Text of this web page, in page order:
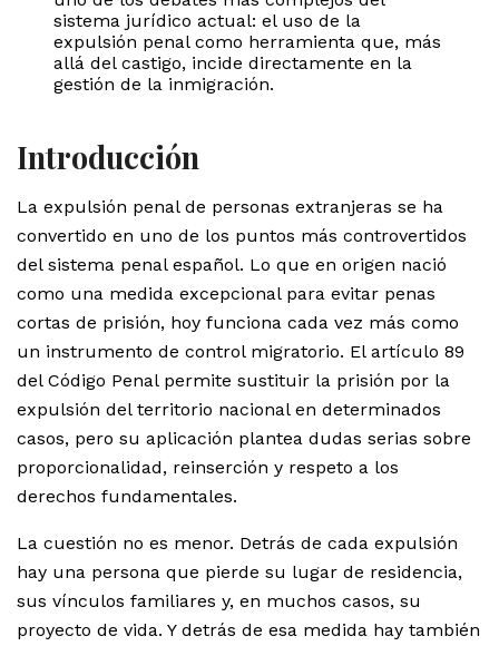
sistema jurídico actual: el uso de la
expulsión penal como herramienta que, más
allá del castigo, incide directamente en la
gestión de la inmigración.
Introducción
La expulsión penal de personas extranjeras se ha
convertido en uno de los puntos más controvertidos
del sistema penal español. Lo que en origen nació
como una medida excepcional para evitar penas
cortas de prisión, hoy funciona cada vez más como
un instrumento de control migratorio. El artículo 89
del Código Penal permite sustituir la prisión por la
expulsión del territorio nacional en determinados
casos, pero su aplicación plantea dudas serias sobre
proporcionalidad, reinserción y respeto a los
derechos fundamentales.
La cuestión no es menor. Detrás de cada expulsión
hay una persona que pierde su lugar de residencia,
sus vínculos familiares y, en muchos casos, su
proyecto de vida. Y detrás de esa medida hay también